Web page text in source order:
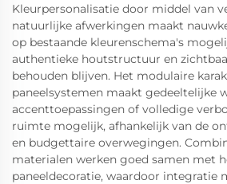
Kleurpersonalisatie door middel van
natuurlijke afwerkingen maakt
op bestaande kleurenschema's
authentieke houtstructuur en
behouden blijven. Het modulaire
paneelsystemen maakt gedeeltelijke
accenttoepassingen of volledige
ruimte mogelijk, afhankelijk van de
en budgettaire overwegingen.
materialen werken goed samen met
paneeldecoratie, waardoor integratie